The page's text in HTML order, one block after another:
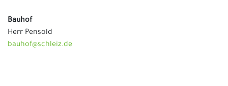
Bauhof
Herr Pensold
bauhof@schleiz.de